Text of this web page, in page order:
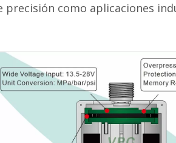
como aplicaciones